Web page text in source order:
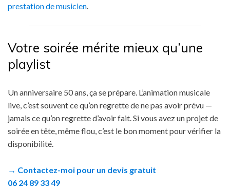
prestation de musicien.
Votre soirée mérite mieux qu’une
playlist
Un anniversaire 50 ans, ça se prépare. L’animation musicale
live, c’est souvent ce qu’on regrette de ne pas avoir prévu —
jamais ce qu’on regrette d’avoir fait. Si vous avez un projet de
soirée en tête, même flou, c’est le bon moment pour vérifier la
disponibilité.
→ Contactez-moi pour un devis gratuit
06 24 89 33 49